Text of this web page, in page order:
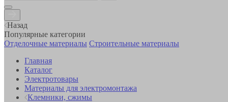
Назад
Популярные категории
Отделочные материалы Строительные материалы
Главная
Каталог
Электротовары
Материалы для электромонтажа
Клемники, сжимы